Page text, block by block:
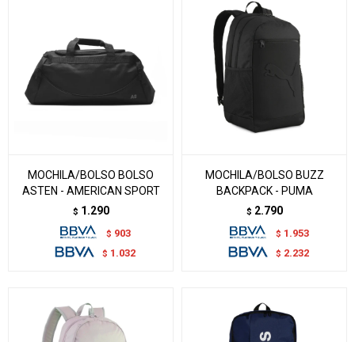
MOCHILA/BOLSO BOLSO
ASTEN - AMERICAN SPORT
$ 1.290
$ 903
$ 1.032
MOCHILA/BOLSO BUZZ
BACKPACK - PUMA
$ 2.790
$ 1.953
$ 2.232